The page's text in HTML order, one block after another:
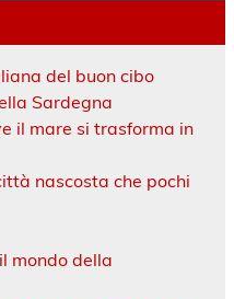
del buon cibo
Sardegna
il mare si trasforma in
nascosta che pochi
mondo della